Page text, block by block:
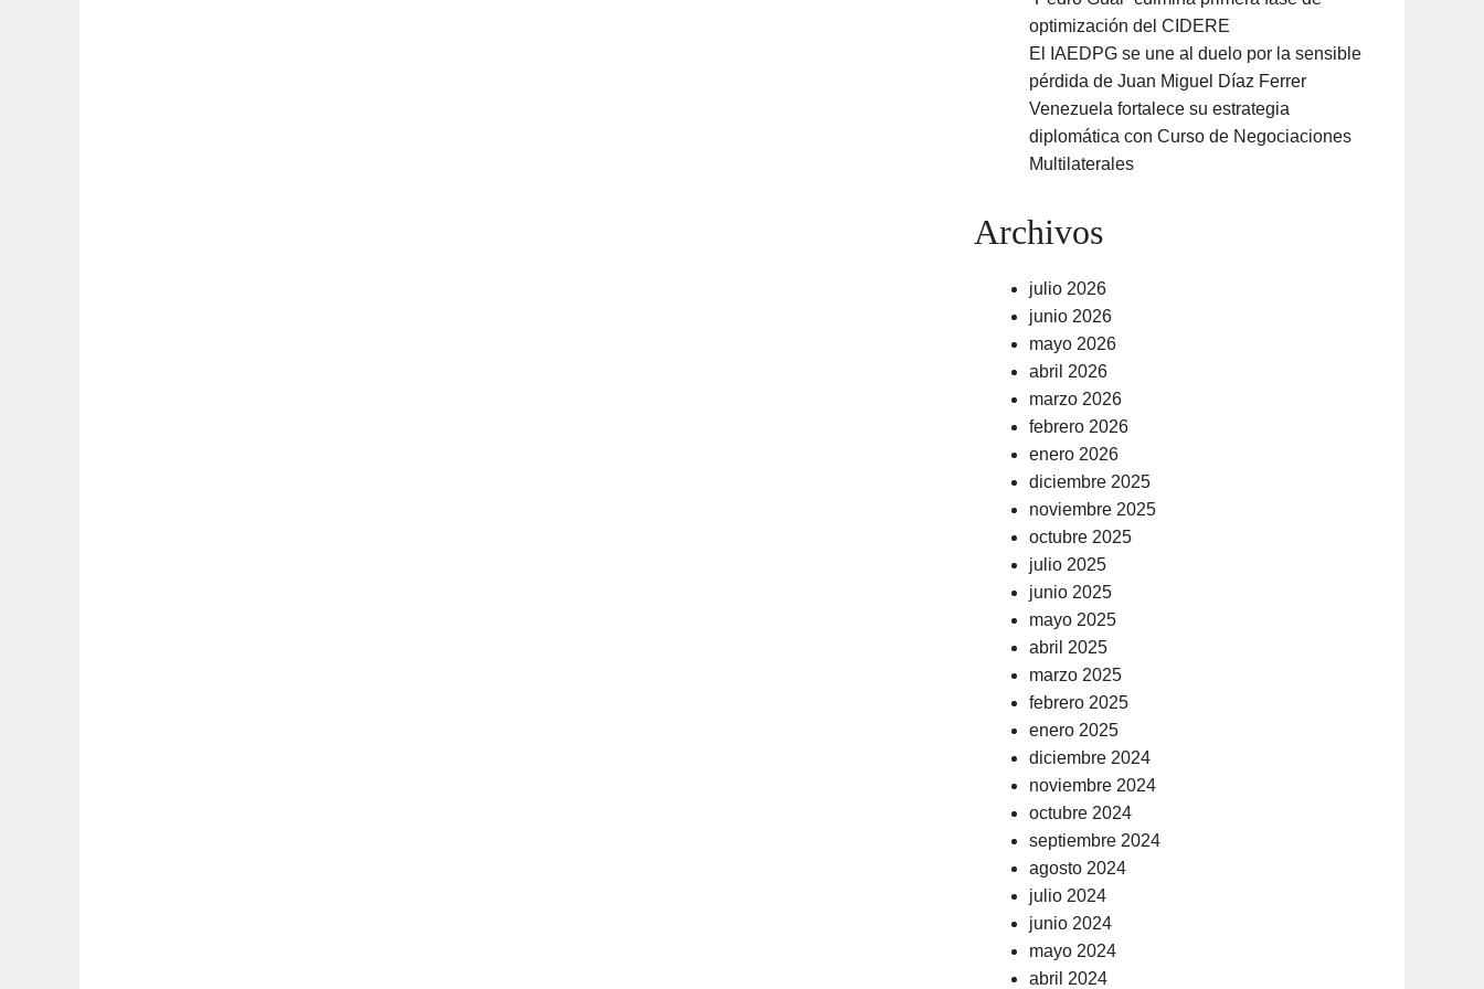
optimización del CIDERE
El IAEDPG se une al duelo por la sensible
pérdida de Juan Miguel Díaz Ferrer
Venezuela fortalece su estrategia
diplomática con Curso de Negociaciones
Multilaterales
Archivos
julio 2026
junio 2026
mayo 2026
abril 2026
marzo 2026
febrero 2026
enero 2026
diciembre 2025
noviembre 2025
octubre 2025
julio 2025
junio 2025
mayo 2025
abril 2025
marzo 2025
febrero 2025
enero 2025
diciembre 2024
noviembre 2024
octubre 2024
septiembre 2024
agosto 2024
julio 2024
junio 2024
mayo 2024
abril 2024